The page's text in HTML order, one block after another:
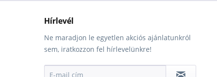
Hírlevél
Ne maradjon le egyetlen akciós ajánlatunkról
sem, iratkozzon fel hírlevelünkre!